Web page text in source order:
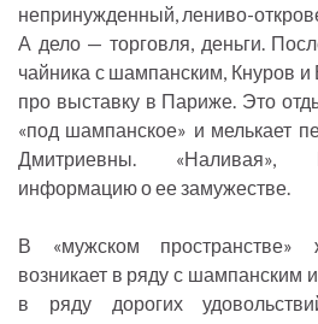
непринужденный, лениво-
А дело — торговля, деньги.
чайника с шампанским, Кнуров
про выставку в Париже. Это
«под шампанское» и мелькает
Дмитриевны. «Наливая»,
информацию о ее замужестве.
В «мужском пространстве»
возникает в ряду с шампанским
в ряду дорогих